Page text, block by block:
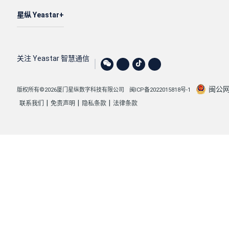
星纵 Yeastar
关注 Yeastar 智慧通信
版权所有©2026厦门星纵数字科技有限公司 闽ICP备2022015818号-1 闽公
联系我们 免责声明 隐私条款 法律条款